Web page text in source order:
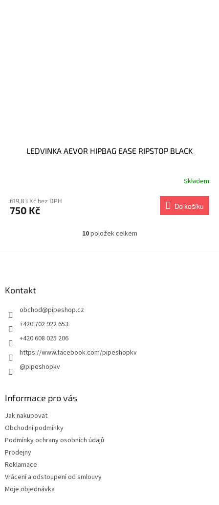
LEDVINKA AEVOR HIPBAG EASE RIPSTOP BLACK
Skladem
619,83 Kč bez DPH
750 Kč Do košíku
O
l
y
v
10položek celkem
Kontakt
obchod@pipeshop.cz
+420 702 922 653
+420 608 025 206
https://www.facebook.com/pipeshopkv
@pipeshopkv
Informace pro vás
Jak nakupovat
Obchodní podmínky
Podmínky ochrany osobních údajů
Prodejny
Reklamace
Vrácení a odstoupení od smlouvy
Moje objednávka